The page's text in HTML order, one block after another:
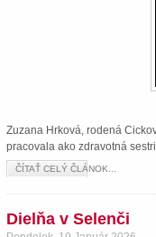
Zuzana Hrková, rodená
pracovala ako zdravotná
ČÍTAŤ CELÝ ČLÁNOK...
Dielňa v Selenči